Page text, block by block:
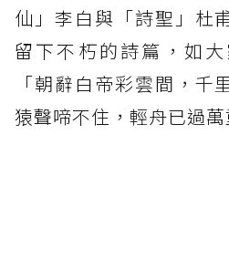
仙」李白與「詩聖」杜
留下不朽的詩篇，如
「朝辭白帝彩雲間，千
猿聲啼不住，輕舟已過萬